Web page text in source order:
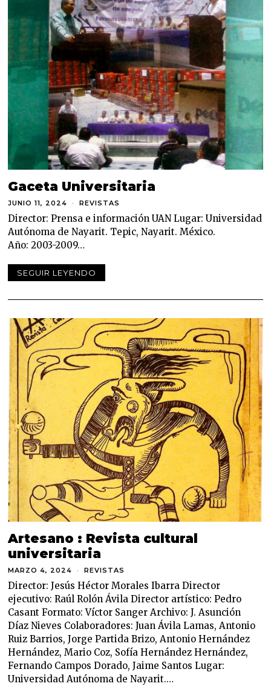
Gaceta Universitaria
JUNIO 11, 2024
N
I
1
,
2
4
REVISTAS
Director: Prensa e información UAN Lugar: Universidad
Autónoma de Nayarit. Tepic, Nayarit. México.
Año: 2003-2009…
SEGUIR LEYENDO
Artesano : Revista cultural
universitaria
MARZO 4, 2024
M
R
Z
4
,
0
2
REVISTAS
Director: Jesús Héctor Morales Ibarra Director
ejecutivo: Raúl Rolón Ávila Director artístico: Pedro
Casant Formato: Víctor Sanger Archivo: J. Asunción
Díaz Nieves Colaboradores: Juan Ávila Lamas, Antonio
Ruiz Barrios, Jorge Partida Brizo, Antonio Hernández
Hernández, Mario Coz, Sofía Hernández Hernández,
Fernando Campos Dorado, Jaime Santos Lugar:
Universidad Autónoma de Nayarit.…